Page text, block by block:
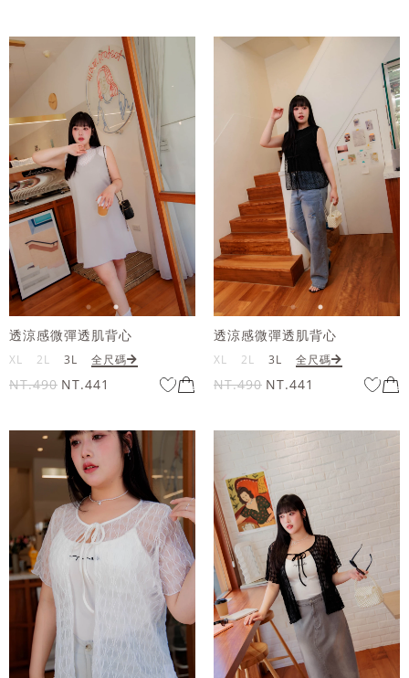
透涼感微彈透肌背心
XL 2L 3L 全尺碼
NT.490 NT.441
透涼感微彈透肌背心
XL 2L 3L 全尺碼
NT.490 NT.441